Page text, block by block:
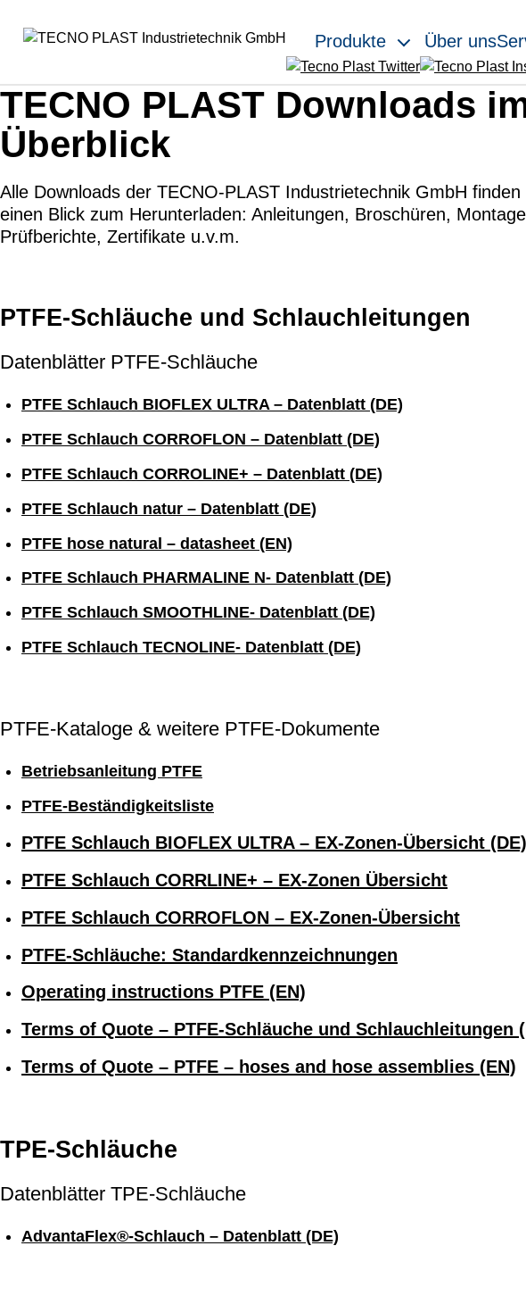
Produkte Über uns
TECNO PLAST Downloads
Überblick
Alle Downloads der TECNO-PLAST Industrietechnik GmbH
einen Blick zum Herunterladen: Anleitungen, Broschüren,
Prüfberichte, Zertifikate u.v.m.
PTFE-Schläuche und Schlauchleitungen
Datenblätter PTFE-Schläuche
PTFE Schlauch BIOFLEX ULTRA – Datenblatt (DE)
PTFE Schlauch CORROFLON – Datenblatt (DE)
PTFE Schlauch CORROLINE+ – Datenblatt (DE)
PTFE Schlauch natur – Datenblatt (DE)
PTFE hose natural – datasheet (EN)
PTFE Schlauch PHARMALINE N- Datenblatt (DE)
PTFE Schlauch SMOOTHLINE- Datenblatt (DE)
PTFE Schlauch TECNOLINE- Datenblatt (DE)
PTFE-Kataloge & weitere PTFE-Dokumente
Betriebsanleitung PTFE
PTFE-Beständigkeitsliste
PTFE Schlauch BIOFLEX ULTRA – EX-Zonen-Übersicht (DE)
PTFE Schlauch CORRLINE+ – EX-Zonen Übersicht
PTFE Schlauch CORROFLON – EX-Zonen-Übersicht
PTFE-Schläuche: Standardkennzeichnungen
Operating instructions PTFE (EN)
Terms of Quote – PTFE-Schläuche und Schlauchleitungen
Terms of Quote – PTFE – hoses and hose assemblies (EN)
TPE-Schläuche
Datenblätter TPE-Schläuche
AdvantaFlex®-Schlauch – Datenblatt (DE)